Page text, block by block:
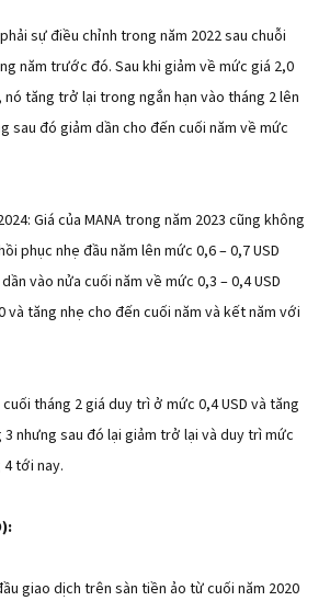
sự điều chỉnh trong năm 2022 sau chuỗi
năm trước đó. Sau khi giảm về mức giá 2,0
nó tăng trở lại trong ngắn hạn vào tháng 2 lên
sau đó giảm dần cho đến cuối năm về mức
Giá của MANA trong năm 2023 cũng không
phục nhẹ đầu năm lên mức 0,6 – 0,7 USD
vào nửa cuối năm về mức 0,3 – 0,4 USD
và tăng nhẹ cho đến cuối năm và kết năm với
tháng 2 giá duy trì ở mức 0,4 USD và tăng
3 nhưng sau đó lại giảm trở lại và duy trì mức
4 tới nay.
giao dịch trên sàn tiền ảo từ cuối năm 2020